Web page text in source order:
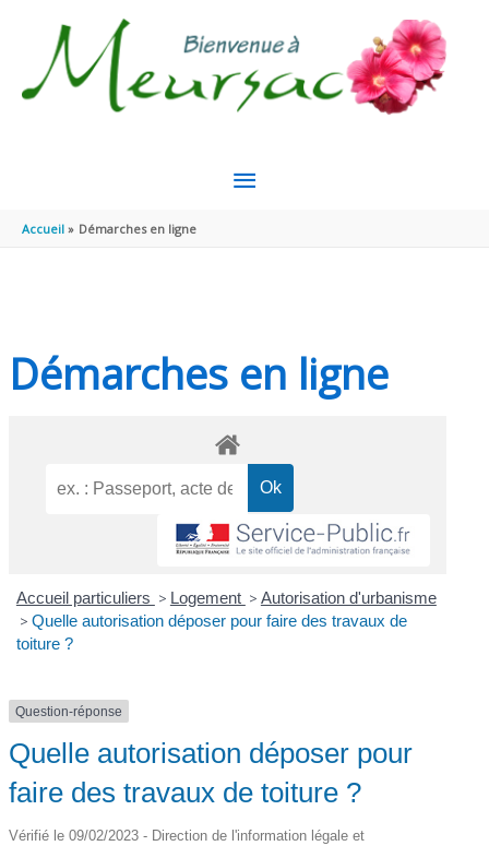
MENU
Accueil Démarches en ligne
Démarches en ligne
Accueil particuliers > Logement > Autorisation d'urbanisme
> Quelle autorisation déposer pour faire des travaux de
toiture ?
Question-réponse
Quelle autorisation déposer pour
faire des travaux de toiture ?
Vérifié le 09/02/2023 - Direction de l'information légale et